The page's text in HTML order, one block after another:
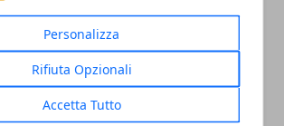
Personalizza
Rifiuta Opzionali
Accetta Tutto
Meglio iOs o Android?